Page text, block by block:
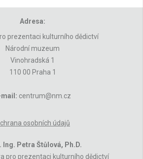
Adresa:
prezentaci kulturního dědictví
Národní muzeum
Vinohradská 1
110 00 Praha 1
mail: centrum@nm.cz
osobních údajů
Ing. Petra Štůlová, Ph.D.
pro prezentaci kulturního dědictví